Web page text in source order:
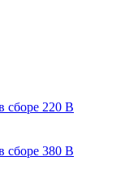
сборе 220 В
сборе 380 В